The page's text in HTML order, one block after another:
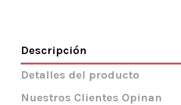
Descripción
Detalles del producto
Nuestros Clientes Opinan